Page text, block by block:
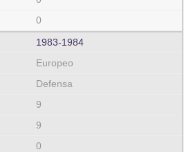
0
1983‑1984
Europeo
Defensa
9
9
0